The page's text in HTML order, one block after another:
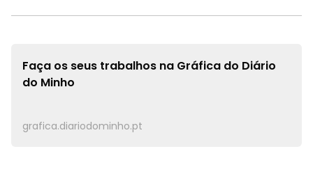
Faça os seus trabalhos na Gráfica do Diário
do Minho
grafica.diariodominho.pt